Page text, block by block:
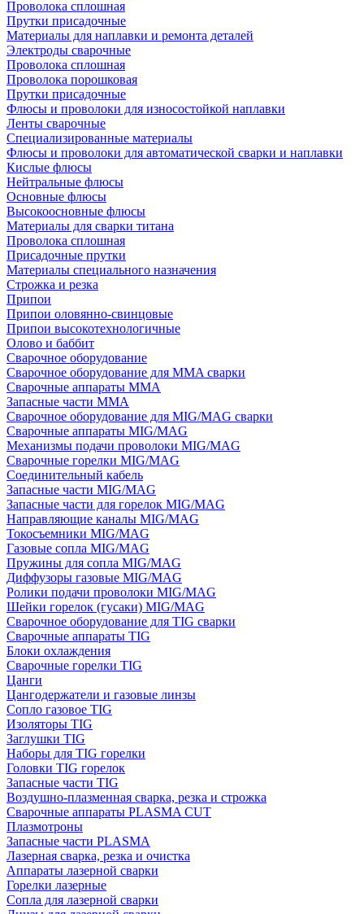
Проволока сплошная
Прутки присадочные
Материалы для наплавки и ремонта деталей
Электроды сварочные
Проволока сплошная
Проволока порошковая
Прутки присадочные
Флюсы и проволоки для износостойкой наплавки
Ленты сварочные
Специализированные материалы
Флюсы и проволоки для автоматической сварки и наплавки
Кислые флюсы
Нейтральные флюсы
Основные флюсы
Высокоосновные флюсы
Материалы для сварки титана
Проволока сплошная
Присадочные прутки
Материалы специального назначения
Строжка и резка
Припои
Припои оловянно-свинцовые
Припои высокотехнологичные
Олово и баббит
Сварочное оборудование
Сварочное оборудование для MMA сварки
Сварочные аппараты MMA
Запасные части MMA
Сварочное оборудование для MIG/MAG сварки
Сварочные аппараты MIG/MAG
Механизмы подачи проволоки MIG/MAG
Сварочные горелки MIG/MAG
Соединительный кабель
Запасные части MIG/MAG
Запасные части для горелок MIG/MAG
Направляющие каналы MIG/MAG
Токосъемники MIG/MAG
Газовые сопла MIG/MAG
Пружины для сопла MIG/MAG
Диффузоры газовые MIG/MAG
Ролики подачи проволоки MIG/MAG
Шейки горелок (гусаки) MIG/MAG
Сварочное оборудование для TIG сварки
Сварочные аппараты TIG
Блоки охлаждения
Сварочные горелки TIG
Цанги
Цангодержатели и газовые линзы
Сопло газовое TIG
Изоляторы TIG
Заглушки TIG
Наборы для TIG горелки
Головки TIG горелок
Запасные части TIG
Воздушно-плазменная сварка, резка и строжка
Сварочные аппараты PLASMA CUT
Плазмотроны
Запасные части PLASMA
Лазерная сварка, резка и очистка
Аппараты лазерной сварки
Горелки лазерные
Сопла для лазерной сварки